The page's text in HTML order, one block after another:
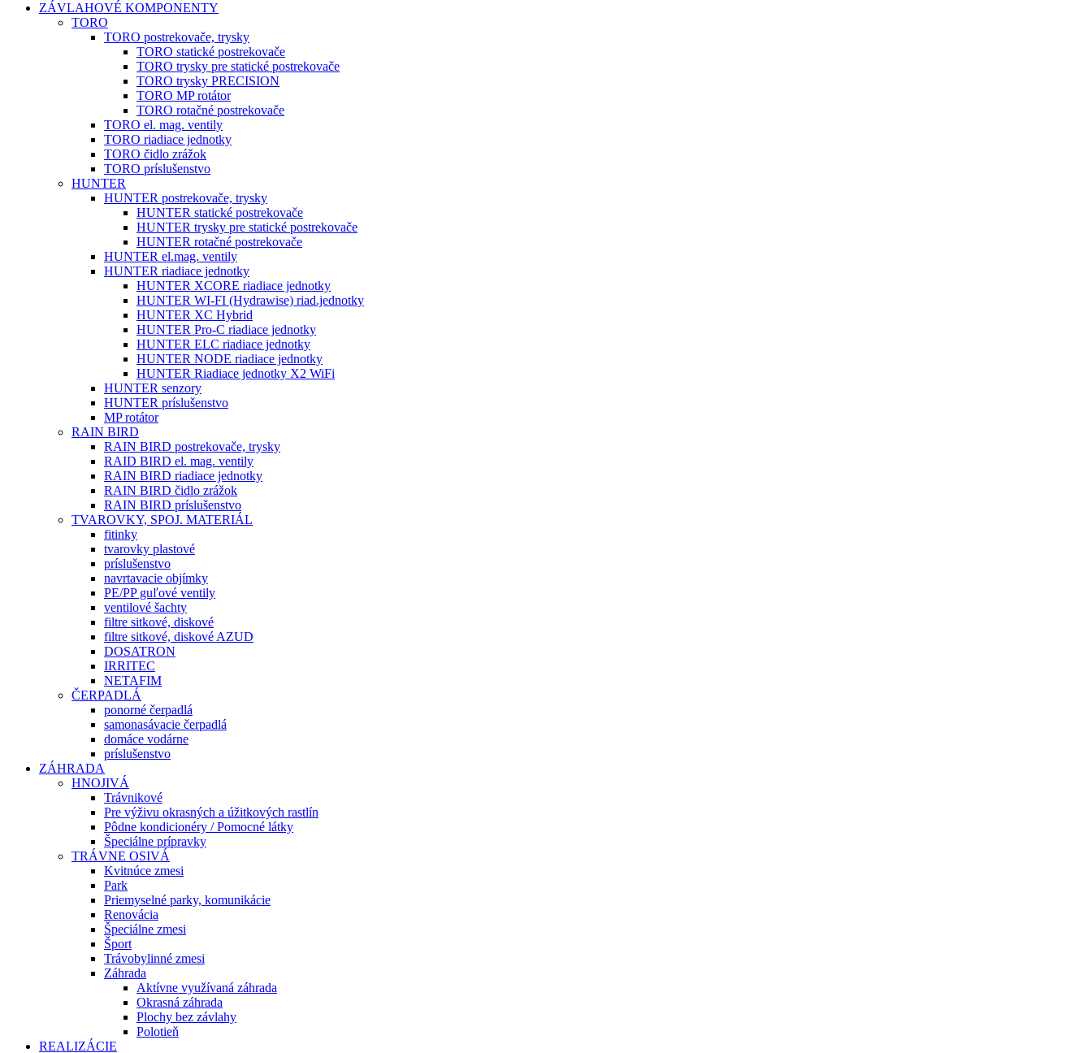
ZÁVLAHOVÉ KOMPONENTY
TORO
TORO postrekovače, trysky
TORO statické postrekovače
TORO trysky pre statické postrekovače
TORO trysky PRECISION
TORO MP rotátor
TORO rotačné postrekovače
TORO el. mag. ventily
TORO riadiace jednotky
TORO čidlo zrážok
TORO príslušenstvo
HUNTER
HUNTER postrekovače, trysky
HUNTER statické postrekovače
HUNTER trysky pre statické postrekovače
HUNTER rotačné postrekovače
HUNTER el.mag. ventily
HUNTER riadiace jednotky
HUNTER XCORE riadiace jednotky
HUNTER WI-FI (Hydrawise) riad.jednotky
HUNTER XC Hybrid
HUNTER Pro-C riadiace jednotky
HUNTER ELC riadiace jednotky
HUNTER NODE riadiace jednotky
HUNTER Riadiace jednotky X2 WiFi
HUNTER senzory
HUNTER príslušenstvo
MP rotátor
RAIN BIRD
RAIN BIRD postrekovače, trysky
RAID BIRD el. mag. ventily
RAIN BIRD riadiace jednotky
RAIN BIRD čidlo zrážok
RAIN BIRD príslušenstvo
TVAROVKY, SPOJ. MATERIÁL
fitinky
tvarovky plastové
príslušenstvo
navrtavacie objímky
PE/PP guľové ventily
ventilové šachty
filtre sitkové, diskové
filtre sitkové, diskové AZUD
DOSATRON
IRRITEC
NETAFIM
ČERPADLÁ
ponorné čerpadlá
samonasávacie čerpadlá
domáce vodárne
príslušenstvo
ZÁHRADA
HNOJIVÁ
Trávnikové
Pre výživu okrasných a úžitkových rastlín
Pôdne kondicionéry / Pomocné látky
Špeciálne prípravky
TRÁVNE OSIVÁ
Kvitnúce zmesi
Park
Priemyselné parky, komunikácie
Renovácia
Špeciálne zmesi
Šport
Trávobylinné zmesi
Záhrada
Aktívne využívaná záhrada
Okrasná záhrada
Plochy bez závlahy
Polotieň
REALIZÁCIE